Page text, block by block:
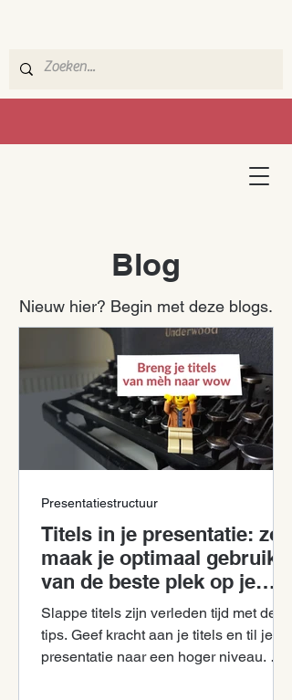
Blog
Nieuw hier? Begin met deze blogs.
Titels in je presentatie: zo
maak je optimaal gebruik
van de beste plek op je
slide!
Slappe titels zijn verleden tijd met deze
tips. Geef kracht aan je titels en til je
presentatie naar een hoger niveau. Met
Presentatiestructuur